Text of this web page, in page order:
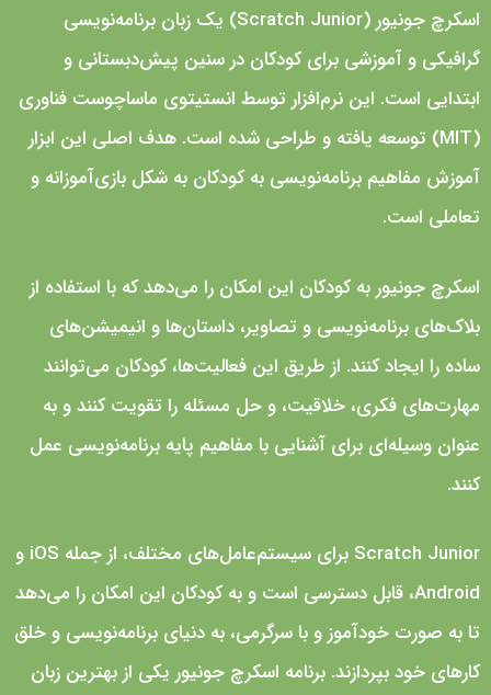
اسکرچ جونیور (Scratch Junior) یک زبان برنامه‌نویسی
گرافیکی و آموزشی برای کودکان در سنین پیش‌دبستانی و
ابتدایی است. این نرم‌افزار توسط انستیتوی ماساچوست فناوری
(MIT) توسعه یافته و طراحی شده است. هدف اصلی این ابزار
آموزش مفاهیم برنامه‌نویسی به کودکان به شکل بازی‌آموزانه و
تعاملی است.
اسکرچ جونیور به کودکان این امکان را می‌دهد که با استفاده از
بلاک‌های برنامه‌نویسی و تصاویر، داستان‌ها و انیمیشن‌های
ساده را ایجاد کنند. از طریق این فعالیت‌ها، کودکان می‌توانند
مهارت‌های فکری، خلاقیت، و حل مسئله را تقویت کنند و به
عنوان وسیله‌ای برای آشنایی با مفاهیم پایه برنامه‌نویسی عمل
کنند.
Scratch Junior برای سیستم‌عامل‌های مختلف، از جمله iOS و
Android، قابل دسترسی است و به کودکان این امکان را می‌دهد
تا به صورت خودآموز و با سرگرمی، به دنیای برنامه‌نویسی و خلق
کارهای خود بپردازند. برنامه اسکرچ جونیور یکی از بهترین زبان